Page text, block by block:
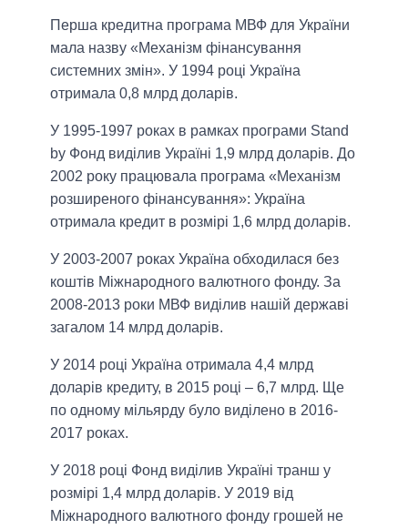
Перша кредитна програма МВФ для України
мала назву «Механізм фінансування
системних змін». У 1994 році Україна
отримала 0,8 млрд доларів.
У 1995-1997 роках в рамках програми Stand
by Фонд виділив Україні 1,9 млрд доларів. До
2002 року працювала програма «Механізм
розширеного фінансування»: Україна
отримала кредит в розмірі 1,6 млрд доларів.
У 2003-2007 роках Україна обходилася без
коштів Міжнародного валютного фонду. За
2008-2013 роки МВФ виділив нашій державі
загалом 14 млрд доларів.
У 2014 році Україна отримала 4,4 млрд
доларів кредиту, в 2015 році – 6,7 млрд. Ще
по одному мільярду було виділено в 2016-
2017 роках.
У 2018 році Фонд виділив Україні транш у
розмірі 1,4 млрд доларів. У 2019 від
Міжнародного валютного фонду грошей не